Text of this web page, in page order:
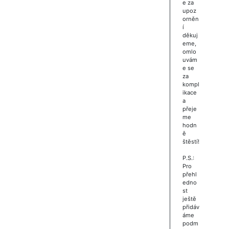
e za
upoz
orněn
í
děkuj
eme,
omlo
uvám
e se
za
kompl
ikace
a
přeje
me
hodn
ě
štěstí!
P.S.:
Pro
přehl
edno
st
ještě
přidáv
áme
podm